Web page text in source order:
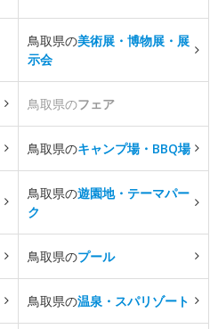
鳥取県の美術展・博物展・展
示会
鳥取県のフェア
鳥取県のキャンプ場・BBQ場
鳥取県の遊園地・テーマパー
ク
鳥取県のプール
鳥取県の温泉・スパリゾート